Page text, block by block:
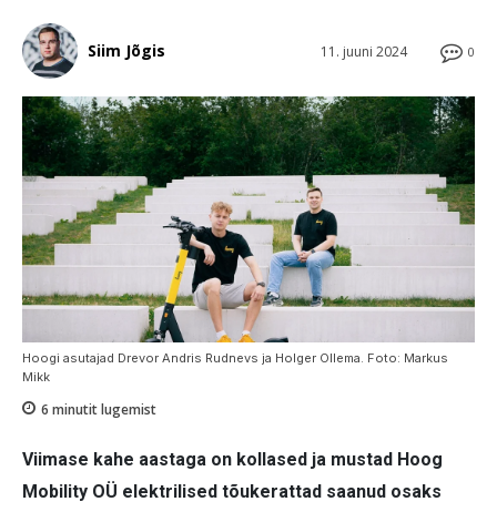
0
11. juuni 2024
Siim Jõgis
Hoogi asutajad Drevor Andris Rudnevs ja Holger Ollema. Foto: Markus
Mikk
6 minutit lugemist
Viimase kahe aastaga on kollased ja mustad Hoog
Mobility OÜ elektrilised tõukerattad saanud osaks